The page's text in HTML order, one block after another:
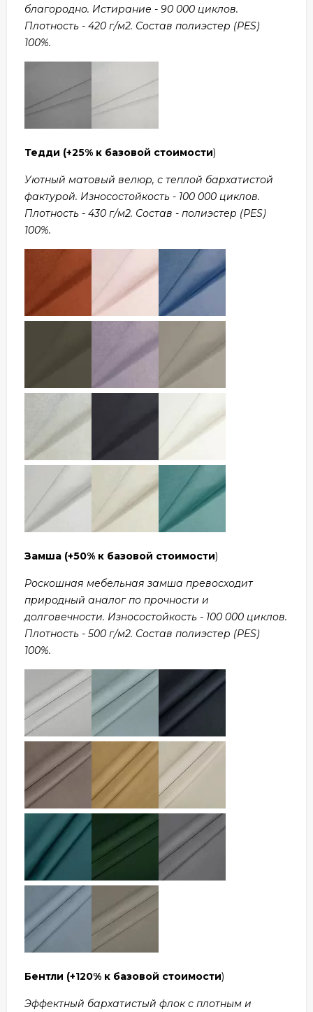
благородно. Истирание - 90 000 циклов.
Плотность - 420 г/м2. Состав полиэстер (PES)
100%.
Тедди (+25% к базовой стоимости)
Уютный матовый велюр, с теплой бархатистой
фактурой. Износостойкость - 100 000 циклов.
Плотность - 430 г/м2. Состав - полиэстер (PES)
100%.
Замша (+50% к базовой стоимости)
Роскошная мебельная замша превосходит
природный аналог по прочности и
долговечности. Износостойкость - 100 000 циклов.
Плотность - 500 г/м2. Состав полиэстер (PES)
100%.
Бентли (+120% к базовой стоимости)
Эффектный бархатистый флок с плотным и